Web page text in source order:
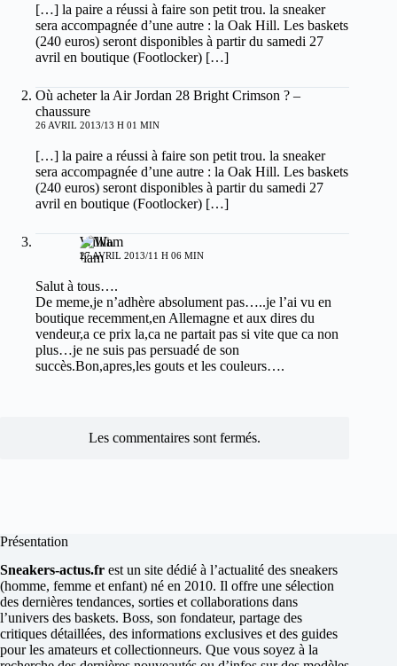
[…] la paire a réussi à faire son petit trou. la sneaker
sera accompagnée d’une autre : la Oak Hill. Les baskets
(240 euros) seront disponibles à partir du samedi 27
avril en boutique (Footlocker) […]
Où acheter la Air Jordan 28 Bright Crimson ? –
chaussure
26 AVRIL 2013/13 H 01 MIN
[…] la paire a réussi à faire son petit trou. la sneaker
sera accompagnée d’une autre : la Oak Hill. Les baskets
(240 euros) seront disponibles à partir du samedi 27
avril en boutique (Footlocker) […]
William
27 AVRIL 2013/11 H 06 MIN
Salut à tous….
De meme,je n’adhère absolument pas…..je l’ai vu en
boutique recemment,en Allemagne et aux dires du
vendeur,a ce prix la,ca ne partait pas si vite que ca non
plus…je ne suis pas persuadé de son
succès.Bon,apres,les gouts et les couleurs….
Les commentaires sont fermés.
Présentation
Sneakers-actus.fr est un site dédié à l’actualité des sneakers
(homme, femme et enfant) né en 2010. Il offre une sélection
des dernières tendances, sorties et collaborations dans
l’univers des baskets. Boss, son fondateur, partage des
critiques détaillées, des informations exclusives et des guides
pour les amateurs et collectionneurs. Que vous soyez à la